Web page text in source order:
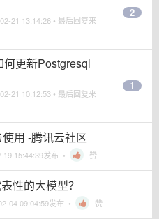
21 13:14:26 • 最后回复来
2
更新Postgresql
21 10:12:53 • 最后回复来
1
用 -腾讯云社区
19 15:44:39发布 • 赞
性的大模型？
04 09:04:59发布 • 赞